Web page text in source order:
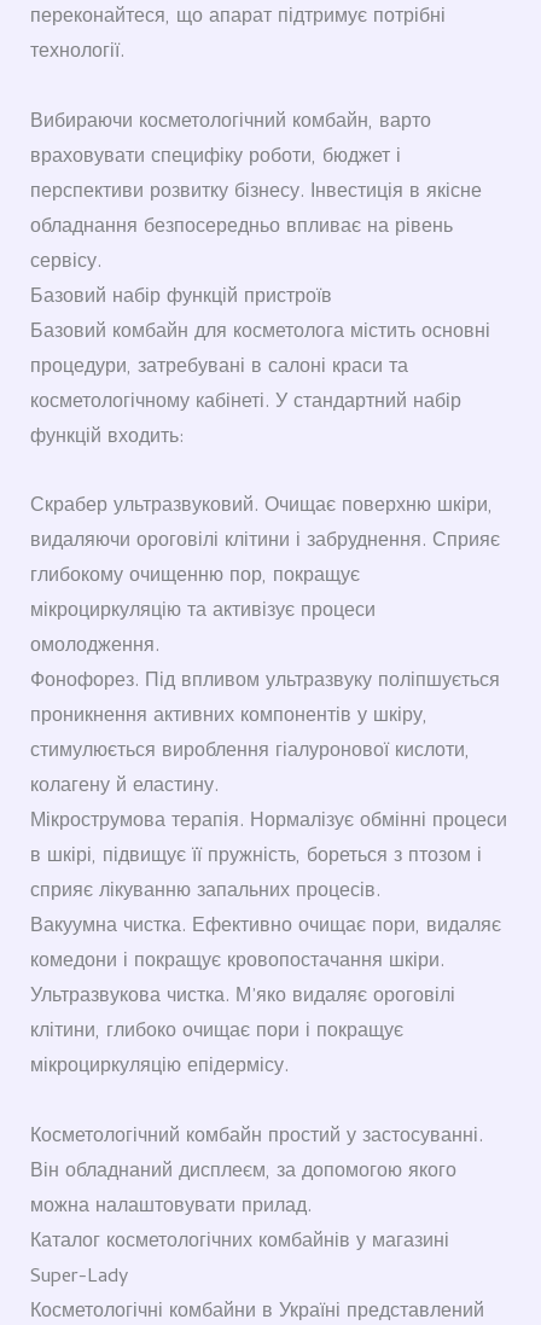
переконайтеся, що апарат підтримує потрібні
технології.
Вибираючи косметологічний комбайн, варто
враховувати специфіку роботи, бюджет і
перспективи розвитку бізнесу. Інвестиція в якісне
обладнання безпосередньо впливає на рівень
сервісу.
Базовий набір функцій пристроїв
Базовий комбайн для косметолога містить основні
процедури, затребувані в салоні краси та
косметологічному кабінеті. У стандартний набір
функцій входить:
Скрабер ультразвуковий. Очищає поверхню шкіри,
видаляючи ороговілі клітини і забруднення. Сприяє
глибокому очищенню пор, покращує
мікроциркуляцію та активізує процеси
омолодження.
Фонофорез. Під впливом ультразвуку поліпшується
проникнення активних компонентів у шкіру,
стимулюється вироблення гіалуронової кислоти,
колагену й еластину.
Мікрострумова терапія. Нормалізує обмінні процеси
в шкірі, підвищує її пружність, бореться з птозом і
сприяє лікуванню запальних процесів.
Вакуумна чистка. Ефективно очищає пори, видаляє
комедони і покращує кровопостачання шкіри.
Ультразвукова чистка. М’яко видаляє ороговілі
клітини, глибоко очищає пори і покращує
мікроциркуляцію епідермісу.
Косметологічний комбайн простий у застосуванні.
Він обладнаний дисплеєм, за допомогою якого
можна налаштовувати прилад.
Каталог косметологічних комбайнів у магазині
Super-Lady
Косметологічні комбайни в Україні представлений